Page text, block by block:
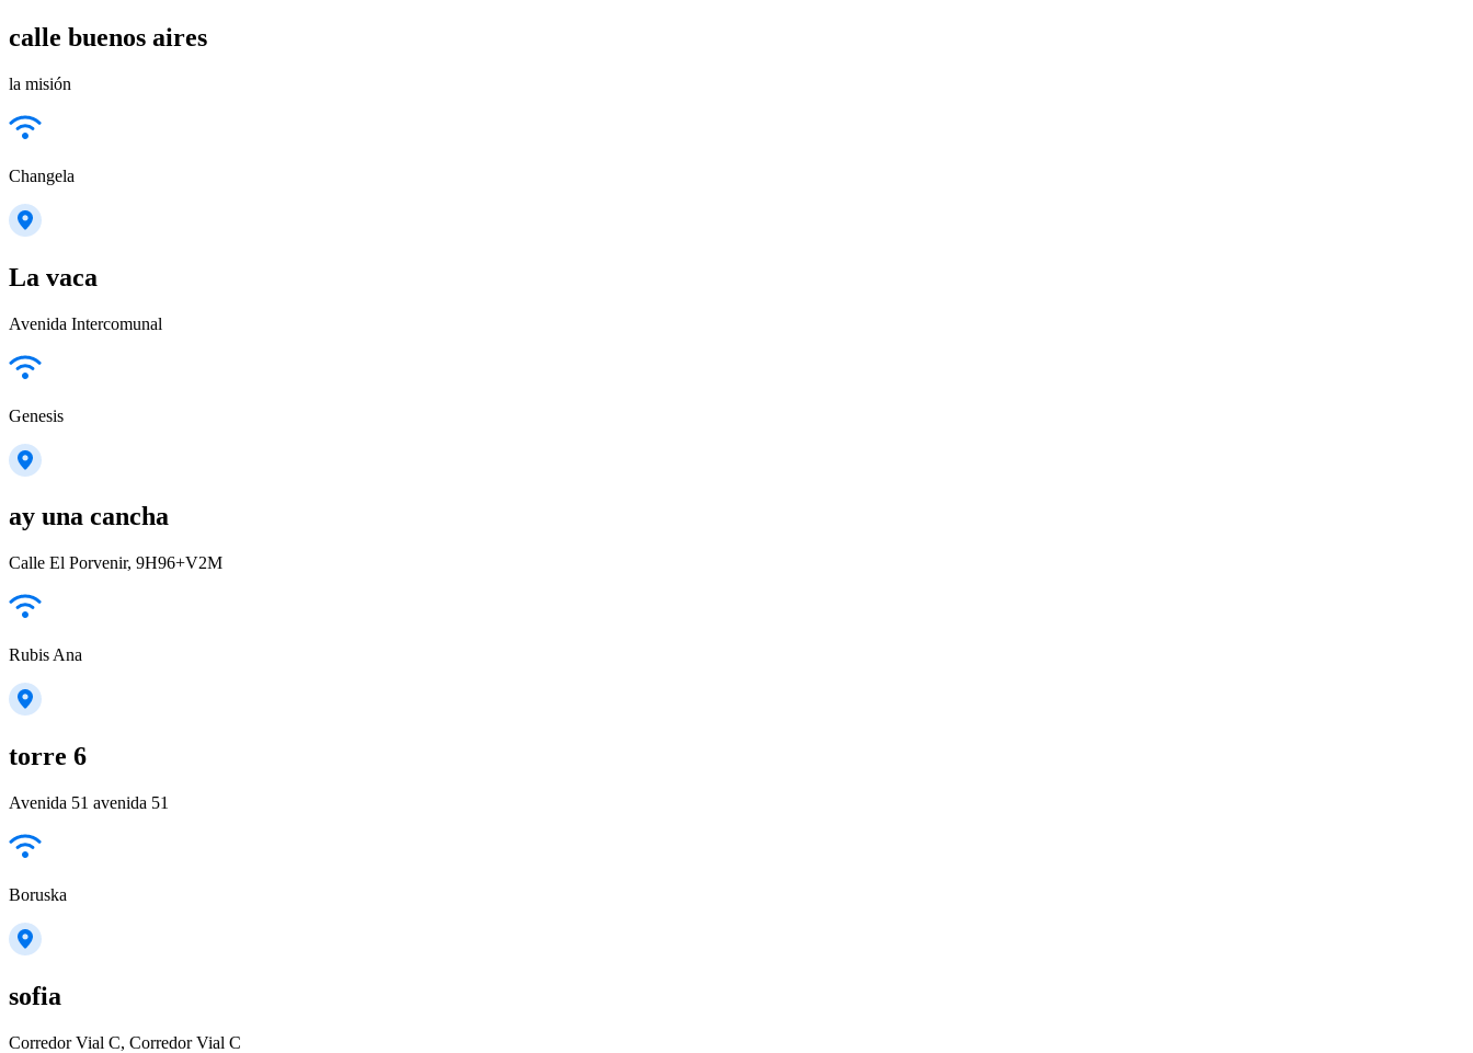
calle buenos aires
la misión
Changela
La vaca
Avenida Intercomunal
Genesis
ay una cancha
Calle El Porvenir, 9H96+V2M
Rubis Ana
torre 6
Avenida 51 avenida 51
Boruska
sofia
Corredor Vial C, Corredor Vial C